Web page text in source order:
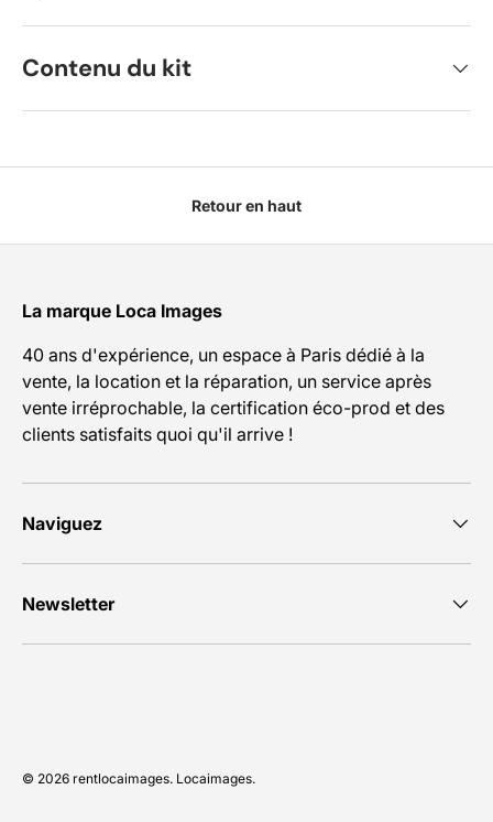
Contenu du kit
Retour en haut
La marque Loca Images
40 ans d'expérience, un espace à Paris dédié à la
vente, la location et la réparation, un service après
vente irréprochable, la certification éco-prod et des
clients satisfaits quoi qu'il arrive !
Naviguez
Newsletter
© 2026 rentlocaimages. Locaimages.